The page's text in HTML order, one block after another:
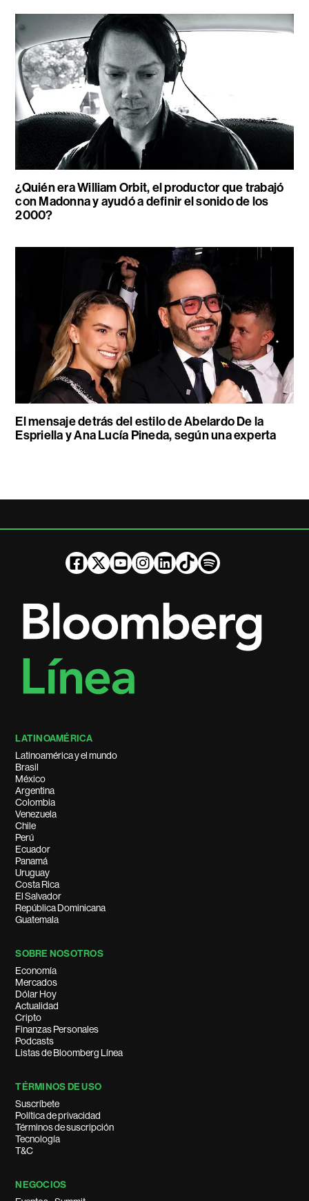
¿Quién era William Orbit, el productor que trabajó
con Madonna y ayudó a definir el sonido de los
2000?
El mensaje detrás del estilo de Abelardo De la
Espriella y Ana Lucía Pineda, según una experta
LATINOAMÉRICA
Latinoamérica y el mundo
Brasil
México
Argentina
Colombia
Venezuela
Chile
Perú
Ecuador
Panamá
Uruguay
Costa Rica
El Salvador
República Dominicana
Guatemala
SOBRE NOSOTROS
Economía
Mercados
Dólar Hoy
Actualidad
Cripto
Finanzas Personales
Podcasts
Listas de Bloomberg Línea
TÉRMINOS DE USO
Suscríbete
Política de privacidad
Términos de suscripción
Tecnología
T&C
NEGOCIOS